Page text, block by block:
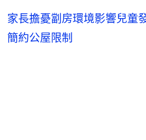
家長擔憂劏房環境影響兒
簡約公屋限制